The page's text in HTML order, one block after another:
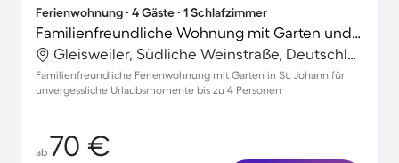
Ferienwohnung ∙ 4 Gäste ∙ 1 Schlafzimmer
Familienfreundliche Wohnung mit Garten und Grill
Gleisweiler, Südliche Weinstraße, Deutschland
Familienfreundliche Ferienwohnung mit Garten in St. Johann für
unvergessliche Urlaubsmomente bis zu 4 Personen
ab 70 €